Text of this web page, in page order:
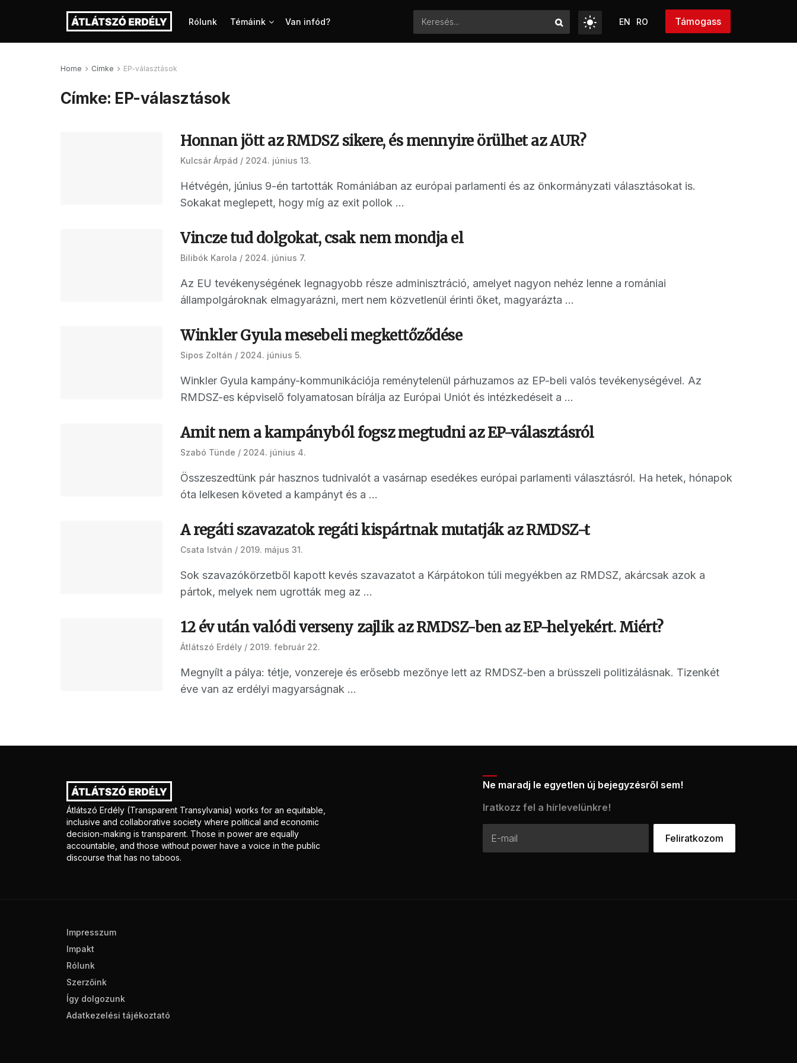
Rólunk Témáink Van infód? EN RO Támogass
Home Címke EP-választások
Címke: EP-választások
Honnan jött az RMDSZ sikere, és mennyire örülhet az AUR?
Kulcsár Árpád 2024. június 13.
Hétvégén, június 9-én tartották Romániában az európai parlamenti és az önkormányzati választásokat is.
Sokakat meglepett, hogy míg az exit pollok ...
Vincze tud dolgokat, csak nem mondja el
Bilibók Karola 2024. június 7.
Az EU tevékenységének legnagyobb része adminisztráció, amelyet nagyon nehéz lenne a romániai
állampolgároknak elmagyarázni, mert nem közvetlenül érinti őket, magyarázta ...
Winkler Gyula mesebeli megkettőződése
Sipos Zoltán 2024. június 5.
Winkler Gyula kampány-kommunikációja reménytelenül párhuzamos az EP-beli valós tevékenységével. Az
RMDSZ-es képviselő folyamatosan bírálja az Európai Uniót és intézkedéseit a ...
Amit nem a kampányból fogsz megtudni az EP-választásról
Szabó Tünde 2024. június 4.
Összeszedtünk pár hasznos tudnivalót a vasárnap esedékes európai parlamenti választásról. Ha hetek, hónapok
óta lelkesen követed a kampányt és a ...
A regáti szavazatok regáti kispártnak mutatják az RMDSZ-t
Csata István 2019. május 31.
Sok szavazókörzetből kapott kevés szavazatot a Kárpátokon túli megyékben az RMDSZ, akárcsak azok a
pártok, melyek nem ugrották meg az ...
12 év után valódi verseny zajlik az RMDSZ-ben az EP-helyekért. Miért?
Átlátszó Erdély 2019. február 22.
Megnyílt a pálya: tétje, vonzereje és erősebb mezőnye lett az RMDSZ-ben a brüsszeli politizálásnak. Tizenkét
éve van az erdélyi magyarságnak ...
Átlátszó Erdély (Transparent Transylvania) works for an equitable,
inclusive and collaborative society where political and economic
decision-making is transparent. Those in power are equally
accountable, and those without power have a voice in the public
discourse that has no taboos.
Ne maradj le egyetlen új bejegyzésről sem!
Iratkozz fel a hírlevelünkre!
Impresszum
Impakt
Rólunk
Szerzőink
Így dolgozunk
Adatkezelési tájékoztató